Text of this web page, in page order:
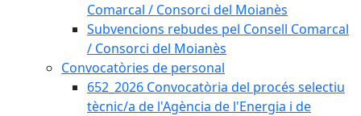
Comarcal / Consorci del Moianès
Subvencions rebudes pel Consell Comarcal
/ Consorci del Moianès
Convocatòries de personal
652_2026 Convocatòria del procés selectiu
tècnic/a de l'Agència de l'Energia i de